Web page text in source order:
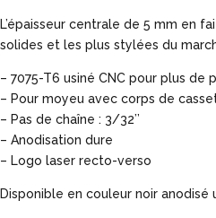
L’épaisseur centrale de 5 mm en
solides et les plus stylées du
– 7075-T6 usiné CNC pour plus de
– Pour moyeu avec corps de
– Pas de chaîne : 3/32’’
– Anodisation dure
– Logo laser recto-verso
Disponible en couleur noir anodisé